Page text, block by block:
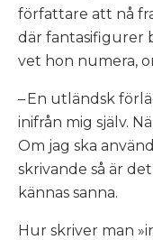
författare att nå
där fantasifigurer
vet hon numera,
– En utländsk
inifrån mig själv.
Om jag ska
skrivande så är
kännas sanna.
Hur skriver man